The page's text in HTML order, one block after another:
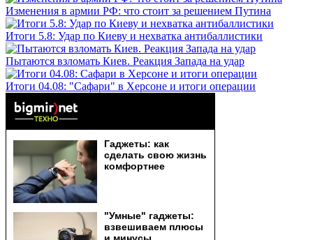
Изменения в армии РФ: что стоит за решением Путина
Итоги 5.8: Удар по Киеву и нехватка антибаллистики
Пытаются взломать Киев. Реакция Запада на удар
Итоги 04.08: "Сафари" в Херсоне и итоги операции